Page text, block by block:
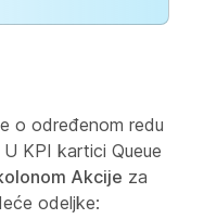
o određenom redu
KPI kartici Queue
Akcije za
odeljke: